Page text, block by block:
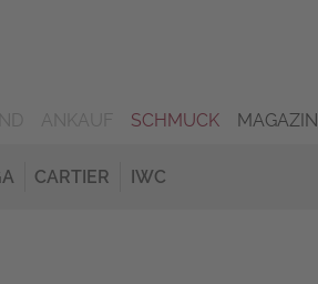
SCHMUCK MAGAZIN
CARTIER IWC